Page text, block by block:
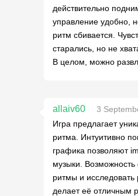
действительно
управление удобно,
ритм сбивается.
старались, но не
В целом, можно
allaiv60
3
Игра предлагает
ритма. Интуитивно
графика позволяют
музыки. Возможность
ритмы и исследовать
делает её отличным